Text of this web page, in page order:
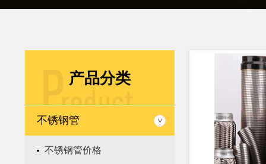
产品分类
不锈钢管 >
不锈钢管价格